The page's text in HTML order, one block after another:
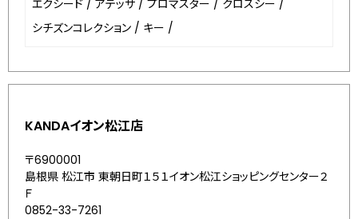
エクシード / アテッサ / プロマスター / クロスシー /
シチズンコレクション / キー /
KANDAイオン松江店
〒6900001
島根県 松江市 東朝日町１５１イオン松江ショッピングセンター２
Ｆ
0852-33-7261